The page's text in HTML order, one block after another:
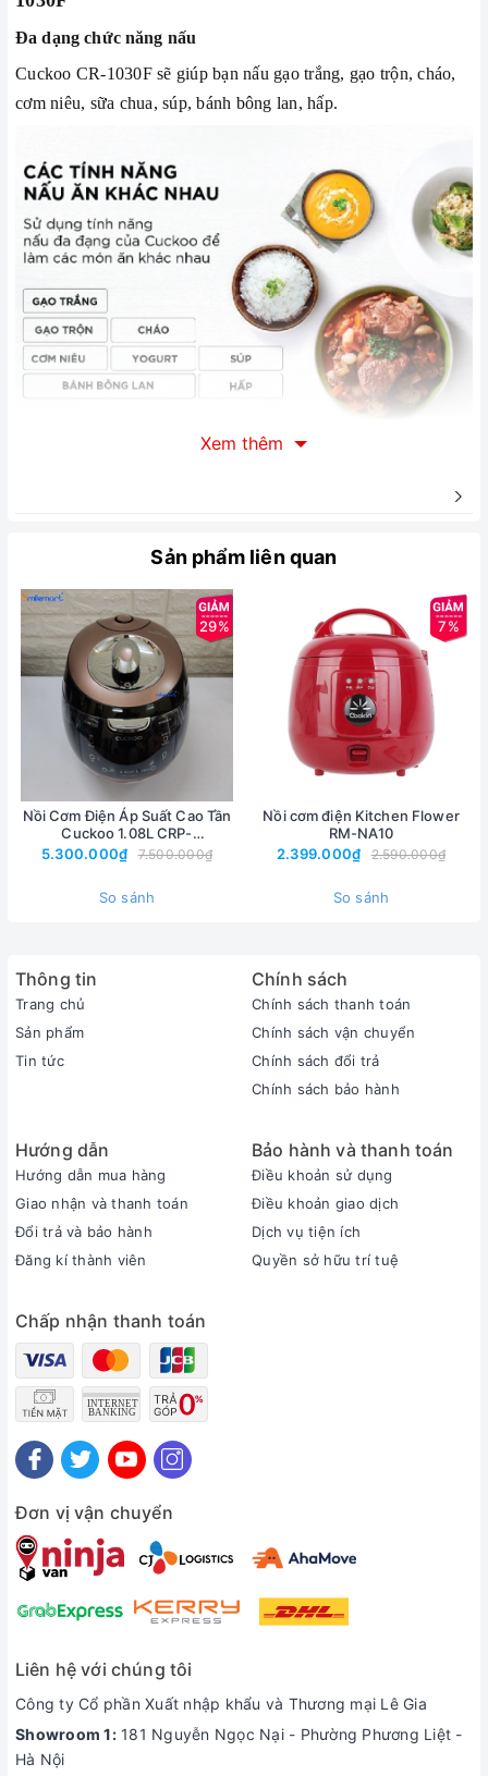
Đa dạng chức năng nấu
Cuckoo CR-1030F sẽ giúp bạn nấu gạo trắng, gạo trộn, cháo,
cơm niêu, sữa chua, súp, bánh bông lan, hấp.
Nồi có dung tích 1.8 lít, nấu được 10 cốc gạo, phù hợp với gia
Xem thêm
Sản phẩm liên quan
29%
Nồi Cơm Điện Áp Suất Cao Tần
Cuckoo 1.08L CRP-
BHXB0660FB IH, Nội Địa Hàn
Quốc
5.300.000₫ 7.500.000₫
So sánh
7%
Nồi cơm điện Kitchen Flower
RM-NA10
2.399.000₫
2.590.000₫
So sánh
Thông tin
Trang chủ
Sản phẩm
Tin tức
Chính sách
Chính sách thanh toán
Chính sách vận chuyển
Chính sách đổi trả
Chính sách bảo hành
Hướng dẫn
Hướng dẫn mua hàng
Giao nhận và thanh toán
Đổi trả và bảo hành
Đăng kí thành viên
Bảo hành và thanh toán
Điều khoản sử dụng
Điều khoản giao dịch
Dịch vụ tiện ích
Quyền sở hữu trí tuệ
Chấp nhận thanh toán
Đơn vị vận chuyển
Liên hệ với chúng tôi
Công ty Cổ phần Xuất nhập khẩu và Thương mại Lê Gia
Showroom 1:181 Nguyễn Ngọc Nại - Phường Phương Liệt -
Hà Nội